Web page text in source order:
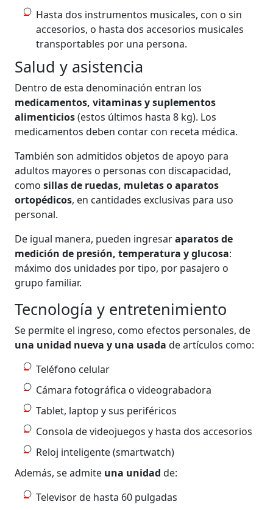
Hasta dos instrumentos musicales, con o sin
accesorios, o hasta dos accesorios musicales
transportables por una persona.
Salud y asistencia
Dentro de esta denominación entran los
medicamentos, vitaminas y suplementos
alimenticios(estos últimos hasta 8 kg). Los
medicamentos deben contar con receta médica.
También son admitidos objetos de apoyo para
adultos mayores o personas con discapacidad,
comosillas de ruedas, muletas o aparatos
ortopédicos, en cantidades exclusivas para uso
personal.
De igual manera, pueden ingresaraparatos de
medición de presión, temperatura y glucosa:
máximo dos unidades por tipo, por pasajero o
grupo familiar.
Tecnología y entretenimiento
Se permite el ingreso, como efectos personales, de
una unidad nueva y una usada de artículos como:
Teléfono celular
Cámara fotográfica o videograbadora
Tablet, laptop y sus periféricos
Consola de videojuegos y hasta dos accesorios
Reloj inteligente (smartwatch)
Además, se admite una unidad de:
Televisor de hasta 60 pulgadas